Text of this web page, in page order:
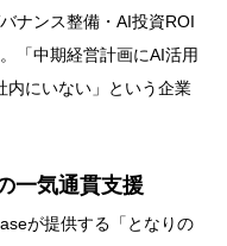
ナンス整備・AI投資ROI
「中期経営計画にAI活用
内にいない」という企業
一気通貫支援
が提供する「となりの